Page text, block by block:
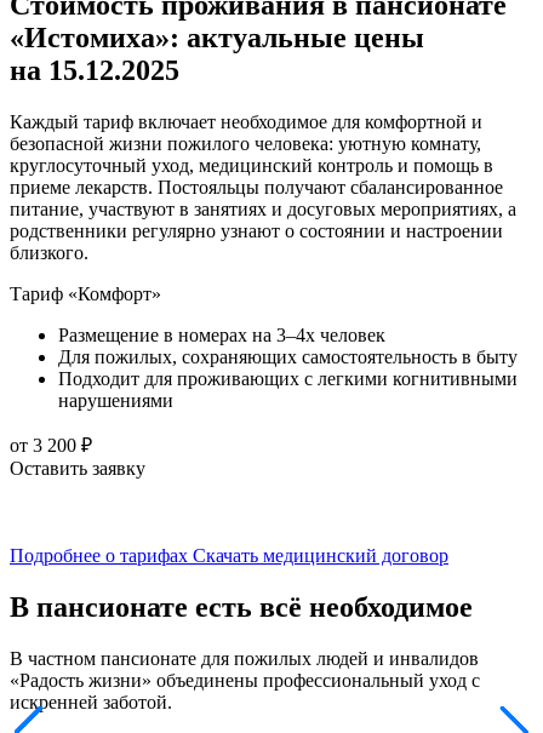
«Истомиха»: актуальные цены
на 15.12.2025
Каждый тариф включает необходимое для комфортной и
безопасной жизни пожилого человека: уютную комнату,
круглосуточный уход, медицинский контроль и помощь в
приеме лекарств. Постояльцы получают сбалансированное
питание, участвуют в занятиях и досуговых мероприятиях, а
родственники регулярно узнают о состоянии и настроении
близкого.
Тариф «Комфорт»
Размещение в номерах на 3–4х человек
Для пожилых, сохраняющих самостоятельность в быту
Подходит для проживающих с легкими когнитивными
нарушениями
от 3 200 ₽
Оставить заявку
Подробнее о тарифах Скачать медицинский договор
В пансионате есть всё необходимое
В частном пансионате для пожилых людей и инвалидов
«Радость жизни» объединены профессиональный уход с
искренней заботой.